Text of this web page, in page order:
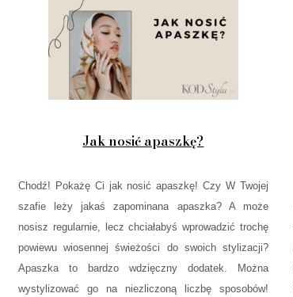
Jak nosić apaszkę?
Chodź! Pokażę Ci jak nosić apaszkę! Czy W Twojej
szafie leży jakaś zapominana apaszka? A może
nosisz regularnie, lecz chciałabyś wprowadzić trochę
powiewu wiosennej świeżości do swoich stylizacji?
Apaszka to bardzo wdzięczny dodatek. Można
wystylizować go na niezliczoną liczbę sposobów!